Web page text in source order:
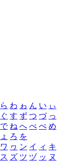
ら わ ゎ ん い ぃ
ぐ す ず つ づ っ
で ね へ べ ぺ め
ょ ろ を
ワ ヮ ン イ ィ キ
ス ズ ツ ヅ ッ ヌ